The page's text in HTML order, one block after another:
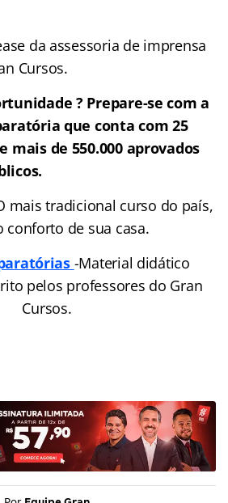
da assessoria de imprensa
Cursos.
? Prepare-se com a
que conta com 25
mais de 550.000 aprovados
mais tradicional curso do país,
conforto de sua casa.
-Material didático
pelos professores do Gran
Cursos.